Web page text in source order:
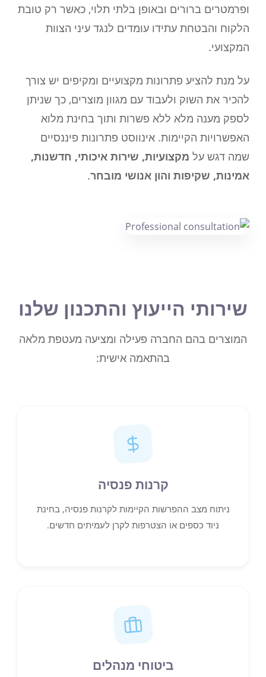
ופרמטרים ברורים ובאופן בלתי תלוי, כאשר רק טובת
הלקוח והבטחת עתידו עומדים לנגד עיני הצוות
המקצועי.
על מנת להציע פתרונות מקצועיים ומקיפים יש צורך
להכיר את השוק ולעבוד עם מגוון מוצרים, כך שניתן
לספק מענה מלא ללא פשרות ותוך בחינת מלוא
האפשרויות הקיימות. אינווסט פתרונות פיננסיים
שמה דגש על מקצועיות, שירות איכותי, חדשנות,
אמינות, שקיפות והון אנושי מובחר.
שירותי הייעוץ והתכנון שלנו
המוצרים בהם החברה פעילה ומציעה מעטפת מלאה
בהתאמה אישית:
קרנות פנסיה
ניתוח מצב ההפרשות הקיימות לקרנות פנסיה, בחינת
ניוד כספים או הצטרפות לקרן לעמיתים חדשים.
ביטוחי מנהלים